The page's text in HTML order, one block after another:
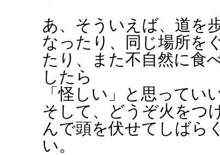
あ、そういえば、道を
なったり、同じ場所を
たり、また不自然に食
したら
「怪しい」と思ってい
そして、どうぞ火をつ
んで頭を伏せてしばら
い。